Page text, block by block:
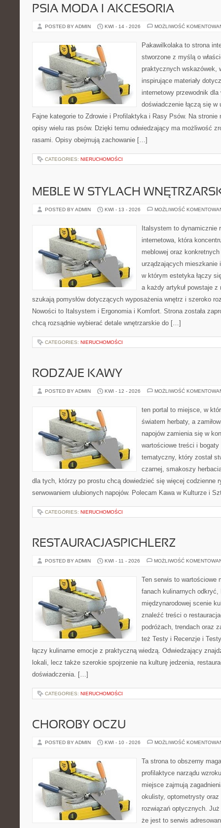
PSIA MODA I AKCESORIA
POSTED BY ADMIN KWI - 14 - 2026 MOŻLIWOŚĆ
Pakawilkolaka to strona
stworzone z myślą o
praktycznych wskazówek,
inspirujące materiały
internetowy przewodnik
doświadczenie łączą się w
Fajne kategorie to Zdrowie i Profilaktyka i Rasy Psów. Na stronie
opisy wielu ras psów. Dzięki temu odwiedzający ma możliwość
rasami. Opisy obejmują zachowanie […]
CATEGORIES: NIERUCHOMOŚCI
MEBLE W STYLACH
POSTED BY ADMIN KWI - 13 - 2026 MOŻLIWOŚĆ
Italsystem to dynamicznie
internetowa, która
meblowej oraz
urządzających mieszkanie
w którym estetyka łączy
a każdy artykuł powstaje
szukają pomysłów dotyczących wyposażenia wnętrz i szeroko
Nowości to Italsystem i Ergonomia i Komfort. Strona została
chcą rozsądnie wybierać detale wnętrzarskie do […]
CATEGORIES: NIERUCHOMOŚCI
RODZAJE KAWY
POSTED BY ADMIN KWI - 12 - 2026 MOŻLIWOŚĆ
ten portal to miejsce, w
światem herbaty, a
napojów zamienia się w
wartościowe treści i
tematyczny, który został
czarnej, smakoszy
dla tych, którzy po prostu chcą dowiedzieć się więcej codzienne
serwowaniem ulubionych napojów. Polecam Kawa w Kulturze i
CATEGORIES: NIERUCHOMOŚCI
RESTAURACJASPICHLERZ
POSTED BY ADMIN KWI - 11 - 2026 MOŻLIWOŚĆ
Ten serwis to wartościowe
fanach kulinarnych
międzynarodowej scenie
znaleźć treści o
podróżach, trendach oraz
też Testy i Recenzje i
łączy kulinarne emocje z praktyczną wiedzą. Odwiedzający
lokali, lecz także szerokie spojrzenie na kulturę jedzenia,
doświadczenia. […]
CATEGORIES: NIERUCHOMOŚCI
CHOROBY OCZU
POSTED BY ADMIN KWI - 10 - 2026 MOŻLIWOŚĆ
Ta strona to obszerny
profilaktyce narządu
miejsce zajmują
okulisty, optometrysty oraz
rozwiązań optycznych.
że jest to serwis